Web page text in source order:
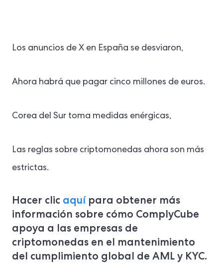
Los anuncios de X en España se desviaron,
Ahora habrá que pagar cinco millones de euros.
Corea del Sur toma medidas enérgicas,
Las reglas sobre criptomonedas ahora son más
estrictas.
Hacer clic aquípara obtener más
información sobre cómo ComplyCube
apoya a las empresas de
criptomonedas en el mantenimiento
del cumplimiento global de AML y KYC.